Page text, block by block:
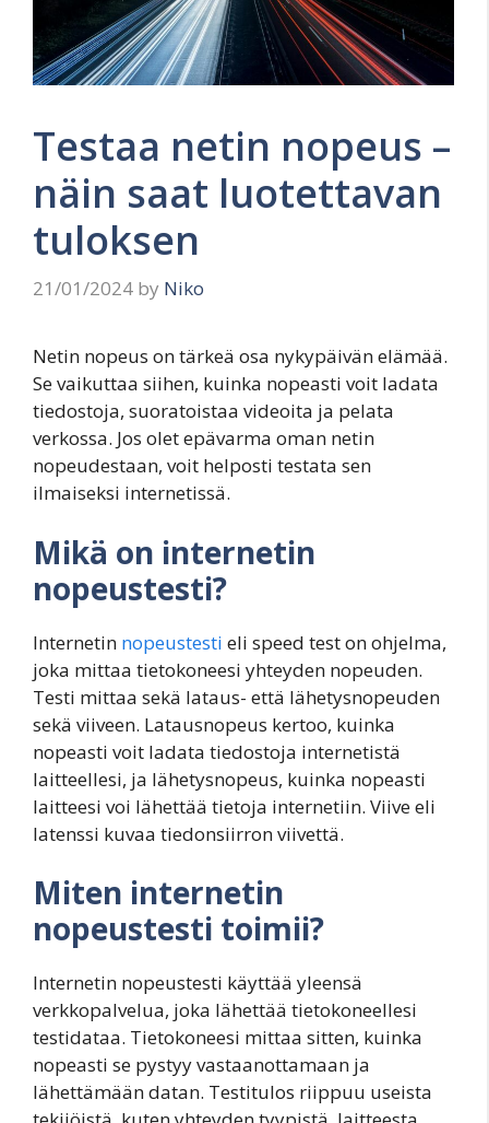
Testaa netin nopeus –
näin saat luotettavan
tuloksen
21/01/2024 by Niko
Netin nopeus on tärkeä osa nykypäivän elämää.
Se vaikuttaa siihen, kuinka nopeasti voit ladata
tiedostoja, suoratoistaa videoita ja pelata
verkossa. Jos olet epävarma oman netin
nopeudestaan, voit helposti testata sen
ilmaiseksi internetissä.
Mikä on internetin
nopeustesti?
Internetin nopeustesti eli speed test on ohjelma,
joka mittaa tietokoneesi yhteyden nopeuden.
Testi mittaa sekä lataus- että lähetysnopeuden
sekä viiveen. Latausnopeus kertoo, kuinka
nopeasti voit ladata tiedostoja internetistä
laitteellesi, ja lähetysnopeus, kuinka nopeasti
laitteesi voi lähettää tietoja internetiin. Viive eli
latenssi kuvaa tiedonsiirron viivettä.
Miten internetin
nopeustesti toimii?
Internetin nopeustesti käyttää yleensä
verkkopalvelua, joka lähettää tietokoneellesi
testidataa. Tietokoneesi mittaa sitten, kuinka
nopeasti se pystyy vastaanottamaan ja
lähettämään datan. Testitulos riippuu useista